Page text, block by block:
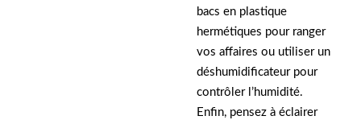
bacs en plastique
hermétiques pour ranger
vos affaires ou utiliser un
déshumidificateur pour
contrôler l’humidité.
Enfin, pensez à éclairer